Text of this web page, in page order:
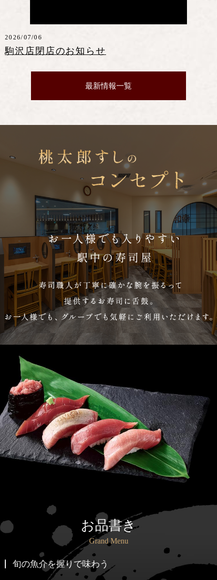
2026/07/06
駒沢店閉店のお知らせ
最新情報一覧
お品書き
Grand Menu
旬の魚介を握りで味わう